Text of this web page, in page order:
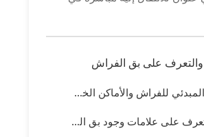
على بق الفراش
الفحص المبدئي للفراش والأماكن الخفية
كيفية التعرف على علامات وجود بق الفراش